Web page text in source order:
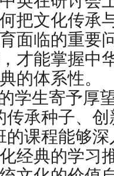
把文化传承
面临的重要
才能掌握中
的体系性。
学生寄予厚
传承种子、
的课程能够
经典的学习